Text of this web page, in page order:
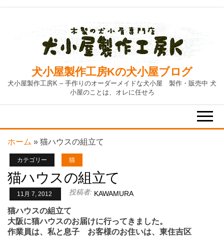
content
犬小屋製作工房Kの犬小屋ブログ
犬小屋製作工房K – 手作りのオーダーメイドな犬小屋 製作・販売中 犬
小屋のことは、オレに任せろ
ホーム » 猫ハウスの組立て
カテゴリー 猫
猫ハウスの組立て
11月 7, 2012 投稿者: KAWAMURA
猫ハウスの組立て
大阪に猫ハウスのお届けに行ってきました。
作業員は、私と息子 お客様のお住いは、東住吉区